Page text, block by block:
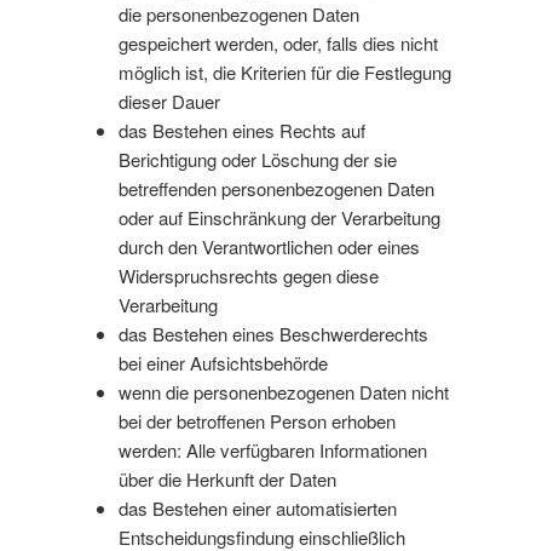
die personenbezogenen Daten
gespeichert werden, oder, falls dies nicht
möglich ist, die Kriterien für die Festlegung
dieser Dauer
das Bestehen eines Rechts auf
Berichtigung oder Löschung der sie
betreffenden personenbezogenen Daten
oder auf Einschränkung der Verarbeitung
durch den Verantwortlichen oder eines
Widerspruchsrechts gegen diese
Verarbeitung
das Bestehen eines Beschwerderechts
bei einer Aufsichtsbehörde
wenn die personenbezogenen Daten nicht
bei der betroffenen Person erhoben
werden: Alle verfügbaren Informationen
über die Herkunft der Daten
das Bestehen einer automatisierten
Entscheidungsfindung einschließlich